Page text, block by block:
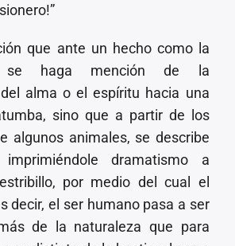
que ante un hecho como la
se haga mención de la
alma o el espíritu hacia una
sino que a partir de los
algunos animales, se describe
dramatismo a
por medio del cual el
decir, el ser humano pasa a ser
de la naturaleza que para